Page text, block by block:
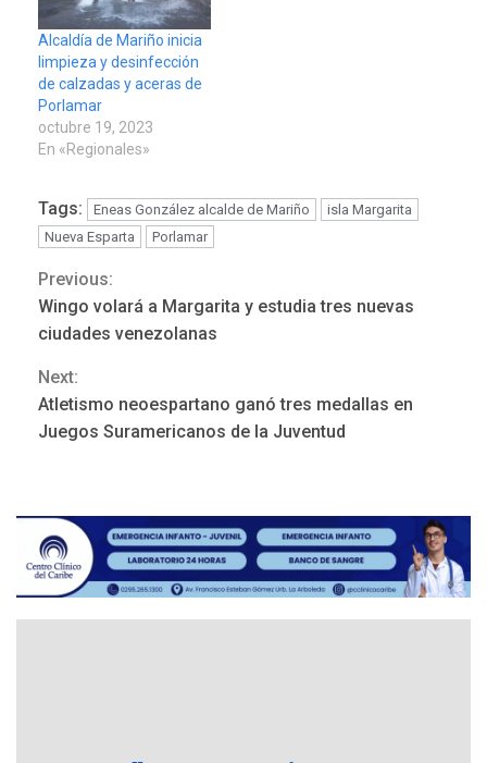
Alcaldía de Mariño inicia
limpieza y desinfección
de calzadas y aceras de
Porlamar
octubre 19, 2023
En «Regionales»
Tags: Eneas González alcalde de Mariño
isla Margarita
Nueva Esparta
Porlamar
Continue
Reading
Previous:
Wingo volará a Margarita y estudia tres nuevas
ciudades venezolanas
Next:
Atletismo neoespartano ganó tres medallas en
Juegos Suramericanos de la Juventud
NACIONALES
TITULARES
ÚLTIMA HORA
POLÍTICA
TITULARES
ÚLTIMA HORA
Libertad plena para jueza
María Lourdes Afiuni